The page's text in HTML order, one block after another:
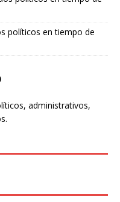
políticos en tiempo de
administrativos,